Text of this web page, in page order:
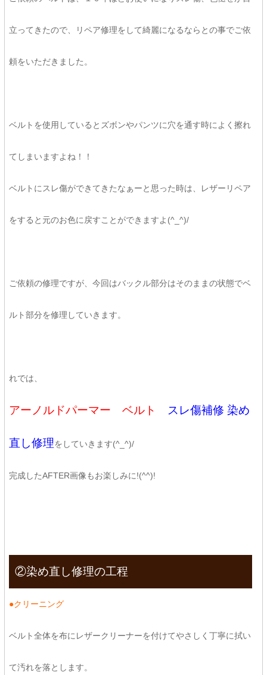
立ってきたので、リペア修理をして綺麗になるならとの事でご依
頼をいただきました。
ベルトを使用しているとズボンやパンツに穴を通す時によく擦れ
てしまいますよね！！
ベルトにスレ傷ができてきたなぁーと思った時は、レザーリペア
をすると元のお色に戻すことができますよ(^_^)/
ご依頼の修理ですが、今回はバックル部分はそのままの状態でベ
ルト部分を修理していきます。
れでは、
アーノルドパーマー ベルト スレ傷補修 染め
直し修理をしていきます(^_^)/
完成したAFTER画像もお楽しみに!(^^)!
②染め直し修理の工程
●クリーニング
ベルト全体を布にレザークリーナーを付けてやさしく丁寧に拭い
て汚れを落とします。